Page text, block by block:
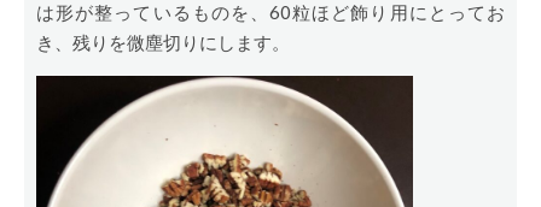
は形が整っているものを、60粒ほど飾り用にとってお
き、残りを微塵切りにします。